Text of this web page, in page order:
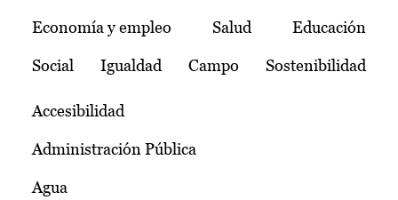
Temas
Economía y empleo Salud Educación
Social Igualdad Campo Sostenibilidad
Accesibilidad
Administración Pública
Agua